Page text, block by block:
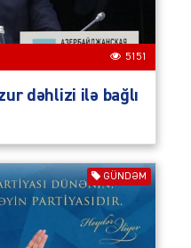
5151
dəhlizi ilə bağlı
GÜNDƏM